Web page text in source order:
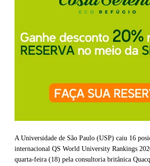
A Universidade de São Paulo (USP) caiu 16
internacional QS World University Rankings
quarta-feira (18) pela consultoria britânica